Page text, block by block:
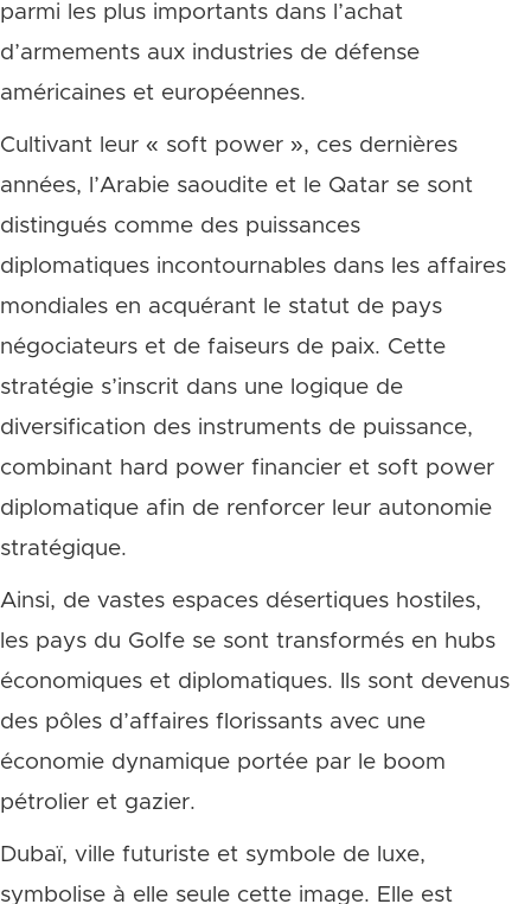
parmi les plus importants dans l’achat
d’armements aux industries de défense
américaines et européennes.
Cultivant leur « soft power », ces dernières
années, l’Arabie saoudite et le Qatar se sont
distingués comme des puissances
diplomatiques incontournables dans les affaires
mondiales en acquérant le statut de pays
négociateurs et de faiseurs de paix. Cette
stratégie s’inscrit dans une logique de
diversification des instruments de puissance,
combinant hard power financier et soft power
diplomatique afin de renforcer leur autonomie
stratégique.
Ainsi, de vastes espaces désertiques hostiles,
les pays du Golfe se sont transformés en hubs
économiques et diplomatiques. Ils sont devenus
des pôles d’affaires florissants avec une
économie dynamique portée par le boom
pétrolier et gazier.
Dubaï, ville futuriste et symbole de luxe,
symbolise à elle seule cette image. Elle est